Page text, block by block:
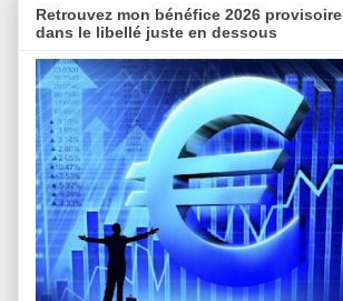
Retrouvez mon bénéfice 2026 provisoire
dans le libellé juste en dessous